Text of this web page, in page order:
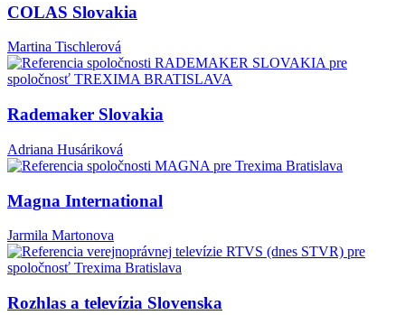
COLAS Slovakia
Martina Tischlerová
Rademaker Slovakia
Adriana Husáriková
Magna International
Jarmila Martonova
Rozhlas a televízia Slovenska